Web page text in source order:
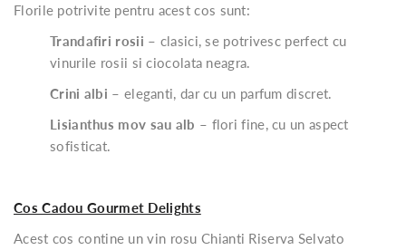
Florile potrivite pentru acest cos sunt:
Trandafiri rosii – clasici, se potrivesc perfect cu
vinurile rosii si ciocolata neagra.
Crini albi – eleganti, dar cu un parfum discret.
Lisianthus mov sau alb – flori fine, cu un aspect
sofisticat.
Cos Cadou Gourmet Delights
Acest cos contine un vin rosu Chianti Riserva Selvato